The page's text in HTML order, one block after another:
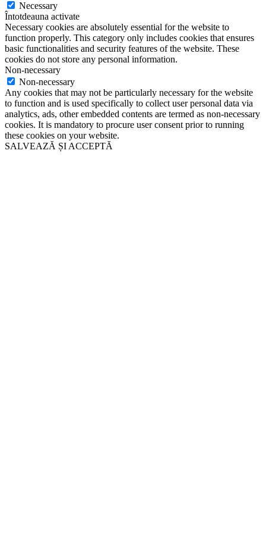
Necessary
Întotdeauna activate
Necessary cookies are absolutely essential for the website to
function properly. This category only includes cookies that ensures
basic functionalities and security features of the website. These
cookies do not store any personal information.
Non-necessary
Non-necessary
Any cookies that may not be particularly necessary for the website
to function and is used specifically to collect user personal data via
analytics, ads, other embedded contents are termed as non-necessary
cookies. It is mandatory to procure user consent prior to running
these cookies on your website.
SALVEAZĂ ȘI ACCEPTĂ